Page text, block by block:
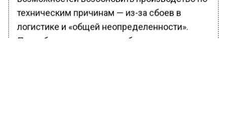
техническим причинам — из-за сбоев в
логистике и «общей неопределенности».
Прорабатывался переход бизнеса к